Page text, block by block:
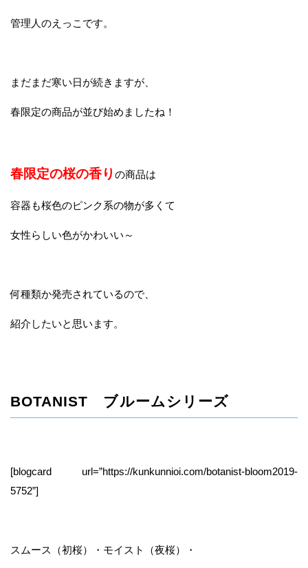
管理人のえっこです。
まだまだ寒い日が続きますが、
春限定の商品が並び始めましたね！
春限定の桜の香り の商品は
容器も桜色のピンク系の物が多くて
女性らしい色がかわいい～
何種類か発売されているので、
紹介したいと思います。
BOTANIST ブルームシリーズ
[blogcard url=”https://kunkunnioi.com/botanist-bloom2019-
5752”]
スムース（初桜）・モイスト（夜桜）・